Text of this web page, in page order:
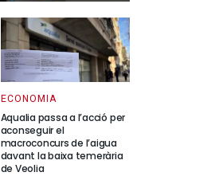
ECONOMIA
Aqualia passa a l’acció per
aconseguir el
macroconcurs de l’aigua
davant la baixa temerària
de Veolia